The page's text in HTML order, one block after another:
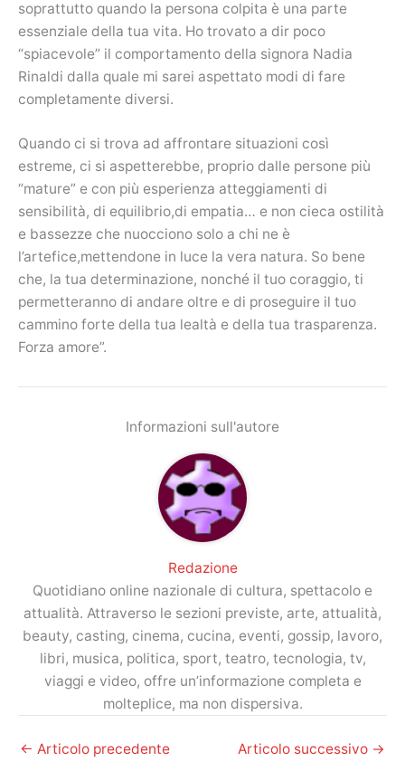
soprattutto quando la persona colpita è una parte
essenziale della tua vita. Ho trovato a dir poco
“spiacevole” il comportamento della signora Nadia
Rinaldi dalla quale mi sarei aspettato modi di fare
completamente diversi.
Quando ci si trova ad affrontare situazioni così
estreme, ci si aspetterebbe, proprio dalle persone più
“mature” e con più esperienza atteggiamenti di
sensibilità, di equilibrio,di empatia… e non cieca ostilità
e bassezze che nuocciono solo a chi ne è
l’artefice,mettendone in luce la vera natura. So bene
che, la tua determinazione, nonché il tuo coraggio, ti
permetteranno di andare oltre e di proseguire il tuo
cammino forte della tua lealtà e della tua trasparenza.
Forza amore”.
Informazioni sull'autore
Redazione
Quotidiano online nazionale di cultura, spettacolo e
attualità. Attraverso le sezioni previste, arte, attualità,
beauty, casting, cinema, cucina, eventi, gossip, lavoro,
libri, musica, politica, sport, teatro, tecnologia, tv,
viaggi e video, offre un’informazione completa e
molteplice, ma non dispersiva.
← Articolo precedente Articolo successivo →